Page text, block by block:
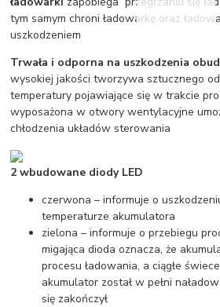
tym samym chroni ładowarkę oraz
uszkodzeniem
Trwała i odporna na uszkodzenia
wysokiej jakości tworzywa sztucznego
temperatury pojawiające się w trakcie
wyposażona w otwory wentylacyjne
chłodzenia układów sterowania
2 wbudowane diody LED
czerwona – informuje o
temperaturze akumulatora
zielona – informuje o przebiegu
migająca dioda oznacza, że
procesu ładowania, a ciągłe
akumulator został w pełni
się zakończył